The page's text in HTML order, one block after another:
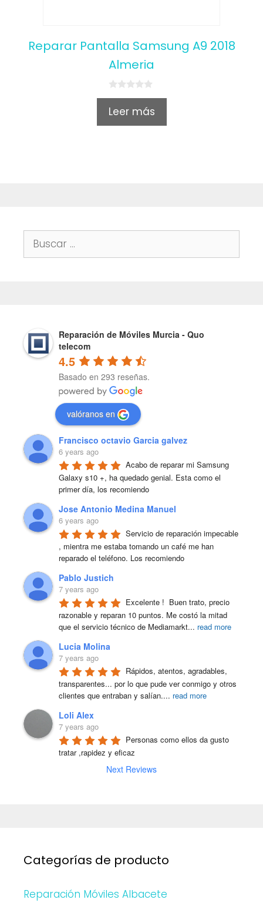
Reparar Pantalla Samsung A9 2018
Almeria
0
u
Leer más
Buscar:
Reparación de Móviles Murcia - Quo
telecom
4.5
Basado en 293 reseñas.
valóranos en
Francisco octavio Garcia galvez
6 years ago
Acabo de reparar mi Samsung
Galaxy s10 +, ha quedado genial. Esta como el
primer día, los recomiendo
Jose Antonio Medina Manuel
6 years ago
Servicio de reparación impecable
, mientra me estaba tomando un café me han
reparado el teléfono. Los recomiendo
Pablo Justich
7 years ago
Excelente !  Buen trato, precio
razonable y reparan 10 puntos. Me costó la mitad
que el servicio técnico de Mediamarkt... read more
Lucia Molina
7 years ago
Rápidos, atentos, agradables,
transparentes... por lo que pude ver conmigo y otros
clientes que entraban y salían.... read more
Loli Alex
7 years ago
Personas como ellos da gusto
tratar ,rapidez y eficaz
Next Reviews
Categorías de producto
Reparación Móviles Albacete